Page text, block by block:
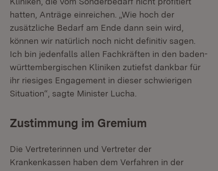
hatten, Anträge einreichen. „Wie hoch der
zusätzliche Bedarf am Ende dann sein wird,
können wir natürlich noch nicht definitiv sagen.
Ich bin jedenfalls allen Fachkräften in den baden-
württembergischen Kliniken zutiefst dankbar für
ihr riesiges Engagement in dieser schwierigen
Situation“, sagte Minister Lucha.
Zustimmung im Gremium
Die Vertreterinnen und Vertreter der
Krankenkassen haben dem Verfahren in der